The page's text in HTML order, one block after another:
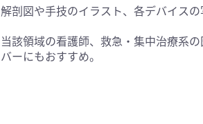
解剖図や手技のイラスト、各デバイス
当該領域の看護師、救急・集中治療系
バーにもおすすめ。